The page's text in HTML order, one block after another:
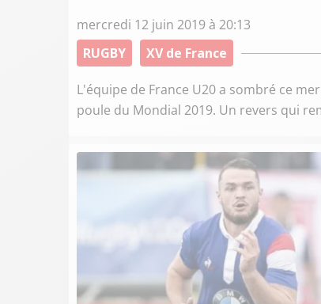
mercredi 12 juin 2019 à 20:13
RUGBY
XV de France
L'équipe de France U20 a sombré ce
poule du Mondial 2019. Un revers qui